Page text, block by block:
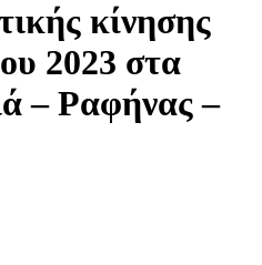
κίνησης
2023 στα
– Ραφήνας –